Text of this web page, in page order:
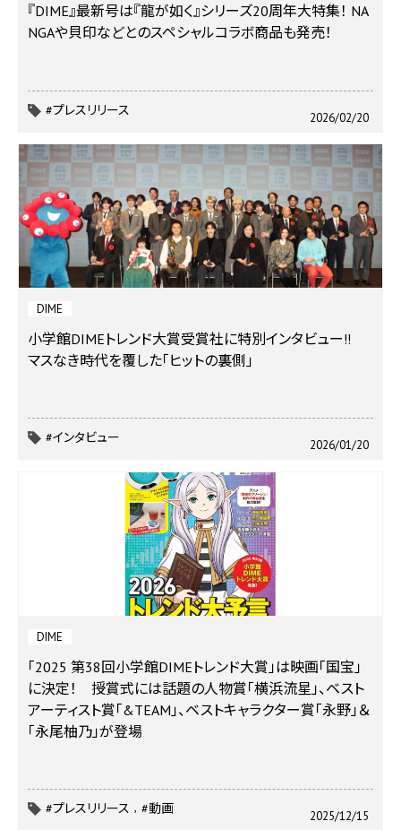
『DIME』最新号は『龍が如く』シリーズ20周年大特集！ NA
NGAや貝印などとのスペシャルコラボ商品も発売！
2026/02/20
#プレスリリース
DIME
小学館DIMEトレンド大賞受賞社に特別インタビュー!!
マスなき時代を覆した｢ヒットの裏側｣
2026/01/20
#インタビュー
DIME
「2025 第38回小学館DIMEトレンド大賞」は映画「国宝」
に決定！ 授賞式には話題の人物賞「横浜流星」、ベスト
アーティスト賞「&TEAM」、ベストキャラクター賞「永野」＆
「永尾柚乃」が登場
2025/12/15
#プレスリリース #動画